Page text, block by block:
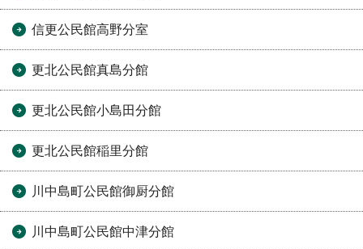
信更公民館高野分室
更北公民館真島分館
更北公民館小島田分館
更北公民館稲里分館
川中島町公民館御厨分館
川中島町公民館中津分館